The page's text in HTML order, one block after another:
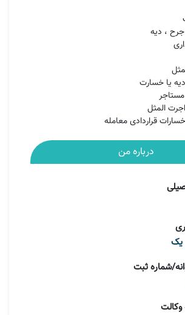
، دیه
یا خسارت
المثل
قراردادی معامله
درباره من
یک
شماره ثبت
وکالت